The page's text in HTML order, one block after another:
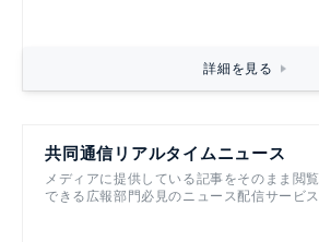
詳細を見る
共同通信リアルタイムニュース
メディアに提供している記事をそのまま閲覧
できる広報部門必見のニュース配信サービス